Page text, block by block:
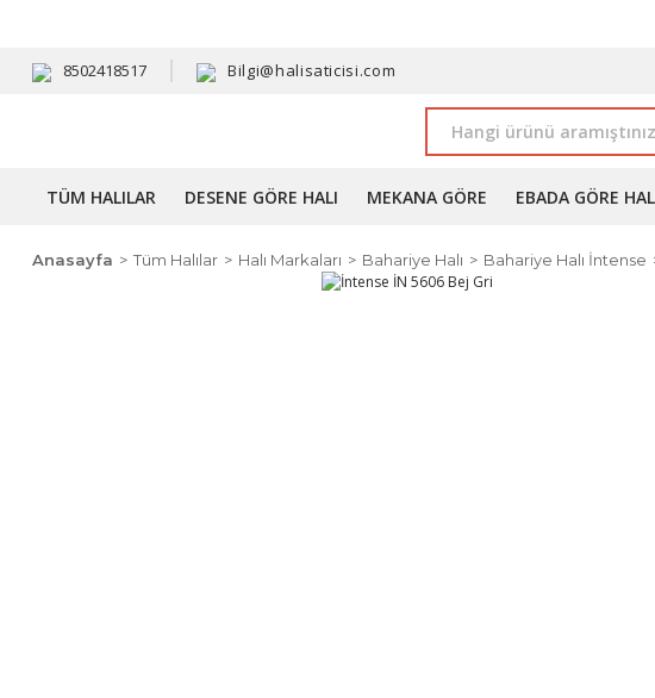
8502418517 Bilgi@halisaticisi.com
TÜM HALILAR DESENE GÖRE HALI MEKANA GÖRE EBADA GÖRE
Anasayfa Tüm Halılar Halı Markaları Bahariye Halı Bahariye Halı İntense